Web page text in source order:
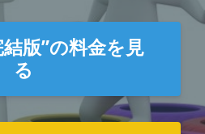
版”の料金を見
る